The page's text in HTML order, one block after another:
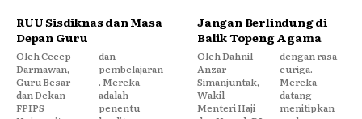
RUU Sisdiknas dan Masa
Depan Guru
Oleh Cecep
Darmawan,
Guru Besar
dan Dekan
FPIPS
dan
pembelajaran
. Mereka
adalah
penentu
Jangan Berlindung di
Balik Topeng Agama
Oleh Dahnil
Anzar
Simanjuntak,
Wakil
Menteri Haji
dengan rasa
curiga.
Mereka
datang
menitipkan